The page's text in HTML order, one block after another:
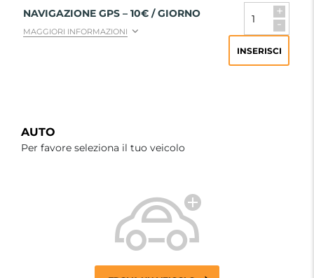
NAVIGAZIONE GPS – 10€ / GIORNO
MAGGIORI INFORMAZIONI
+
-
INSERISCI
AUTO
Per favore seleziona il tuo veicolo